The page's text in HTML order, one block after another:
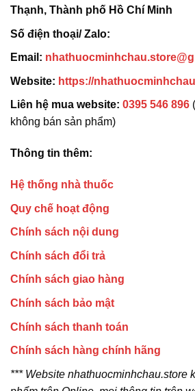
Thạnh, Thành phố Hồ Chí Minh
Số điện thoại/ Zalo:
Email:
Website: https://
Liên hệ mua website: 0395 546 896
không bán sản phẩm)
Thông tin thêm:
Hệ thống nhà thuốc
Quy chế hoạt động
Chính sách nội dung
Chính sách đổi trả
Chính sách giao hàng
Chính sách bảo mật
Chính sách thanh toán
Chính sách hàng chính hãng
*** Website nhathuocminhchau.store